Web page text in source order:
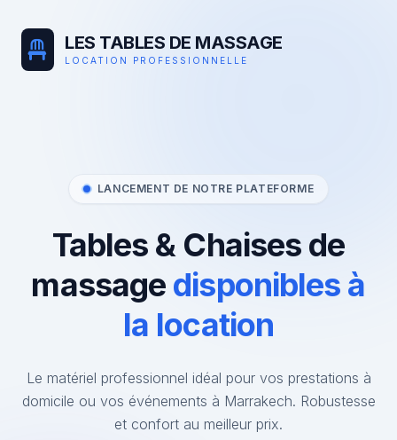
LES TABLES DE MASSAGE
LOCATION PROFESSIONNELLE
LANCEMENT DE NOTRE PLATEFORME
Tables & Chaises de
massage disponibles à
la location
Le matériel professionnel idéal pour vos prestations à
domicile ou vos événements à Marrakech. Robustesse
et confort au meilleur prix.